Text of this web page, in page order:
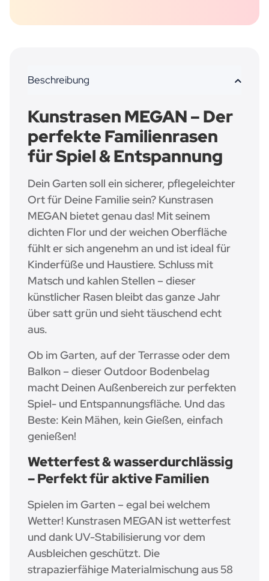
Beschreibung
Kunstrasen MEGAN – Der
perfekte Familienrasen
für Spiel & Entspannung
Dein Garten soll ein sicherer, pflegeleichter
Ort für Deine Familie sein? Kunstrasen
MEGAN bietet genau das! Mit seinem
dichten Flor und der weichen Oberfläche
fühlt er sich angenehm an und ist ideal für
Kinderfüße und Haustiere. Schluss mit
Matsch und kahlen Stellen – dieser
künstlicher Rasen bleibt das ganze Jahr
über satt grün und sieht täuschend echt
aus.
Ob im Garten, auf der Terrasse oder dem
Balkon – dieser Outdoor Bodenbelag
macht Deinen Außenbereich zur perfekten
Spiel- und Entspannungsfläche. Und das
Beste: Kein Mähen, kein Gießen, einfach
genießen!
Wetterfest & wasserdurchlässig
– Perfekt für aktive Familien
Spielen im Garten – egal bei welchem
Wetter! Kunstrasen MEGAN ist wetterfest
und dank UV-Stabilisierung vor dem
Ausbleichen geschützt. Die
strapazierfähige Materialmischung aus 58